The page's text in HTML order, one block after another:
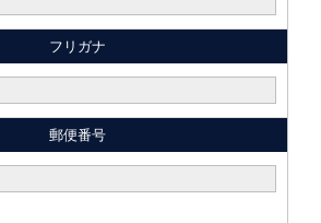
フリガナ
郵便番号